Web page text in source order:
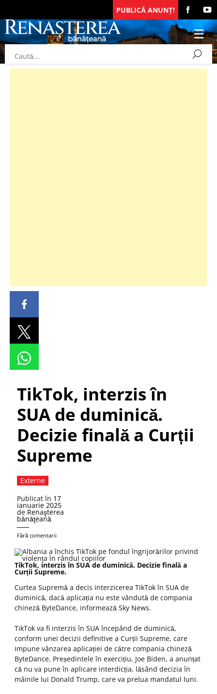
PUBLICĂ ANUNȚ!
TikTok, interzis în
SUA de duminică.
Decizie finală a Curții
Supreme
Externe
Publicat în 17
ianuarie 2025
de Renaşterea
bănăţeană
Fără comentarii
TikTok, interzis în SUA de duminică. Decizie finală a
Curții Supreme.
Curtea Supremă a decis interzicerea TikTok în SUA de
duminică, dacă aplicația nu este vândută de compania
chineză ByteDance, informează Sky News.
TikTok va fi interzis în SUA începând de duminică,
conform unei decizii definitive a Curții Supreme, care
impune vânzarea aplicației de către compania chineză
ByteDance. Președintele în exercițiu, Joe Biden, a anunțat
că nu va pune în aplicare interdicția, lăsând decizia în
mâinile lui Donald Trump, care va prelua mandatul luni.